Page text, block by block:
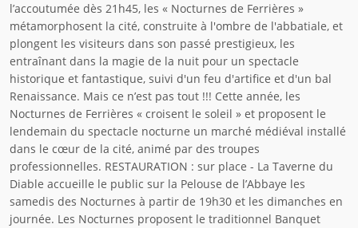
l’accoutumée dès 21h45, les « Nocturnes de Ferrières »
métamorphosent la cité, construite à l'ombre de l'abbatiale, et
plongent les visiteurs dans son passé prestigieux, les
entraînant dans la magie de la nuit pour un spectacle
historique et fantastique, suivi d'un feu d'artifice et d'un bal
Renaissance. Mais ce n’est pas tout !!! Cette année, les
Nocturnes de Ferrières « croisent le soleil » et proposent le
lendemain du spectacle nocturne un marché médiéval installé
dans le cœur de la cité, animé par des troupes
professionnelles. RESTAURATION : sur place - La Taverne du
Diable accueille le public sur la Pelouse de l’Abbaye les
samedis des Nocturnes à partir de 19h30 et les dimanches en
journée. Les Nocturnes proposent le traditionnel Banquet